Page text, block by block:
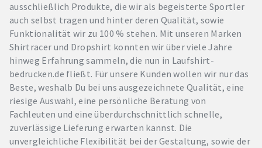
ausschließlich Produkte, die wir als begeisterte Sportler
auch selbst tragen und hinter deren Qualität, sowie
Funktionalität wir zu 100 % stehen. Mit unseren Marken
Shirtracer und Dropshirt konnten wir über viele Jahre
hinweg Erfahrung sammeln, die nun in Laufshirt-
bedrucken.de fließt. Für unsere Kunden wollen wir nur das
Beste, weshalb Du bei uns ausgezeichnete Qualität, eine
riesige Auswahl, eine persönliche Beratung von
Fachleuten und eine überdurchschnittlich schnelle,
zuverlässige Lieferung erwarten kannst. Die
unvergleichliche Flexibilität bei der Gestaltung, sowie der